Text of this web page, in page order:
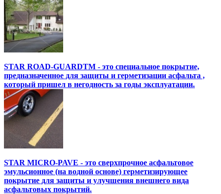
STAR ROAD-GUARDTM - это специальное покрытие,
предназначенное для защиты и герметизации асфальта ,
который пришел в негодность за годы эксплуатации.
STAR MICRO-PAVE - это сверхпрочное асфальтовое
эмульсионное (на водной основе) герметизирующее
покрытие для защиты и улучшения внешнего вида
асфальтовых покрытий.